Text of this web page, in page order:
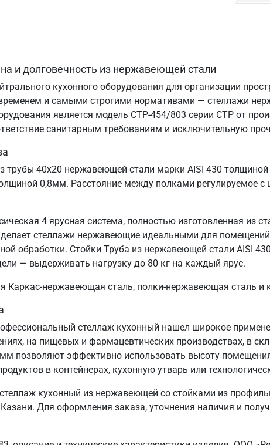
и долговечность из нержавеющей стали
кухонного оборудования для организации
и самыми строгими нормативами — стеллажи
является модель СТР-454/803 серии СТР от
санитарным требованиям и исключительную
трубы 40х20 нержавеющей стали марки AISI 430
0,8мм. Расстояние между полками регулируемое
4 ярусная система, полностью изготовленная из
делает стеллажи нержавеющие идеальными для
обработки. Стойки Труба из нержавеющей стали AISI
— выдерживать нагрузку до 80 кг на каждый ярус.
Каркас-нержавеющая сталь, полки-нержавеющая сталь и
стеллаж кухонный нашел широкое
на пищевых и фармацевтических производствах, в
позволяют эффективно использовать высоту
в контейнерах, кухонную утварь или
кухонный из нержавеющей со стойками из
Для оформления заказа, уточнения наличия и